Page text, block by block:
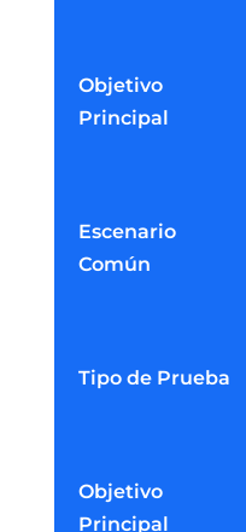
Objetivo
Principal
Escenario
Común
Tipo de Prueba
Objetivo
Principal